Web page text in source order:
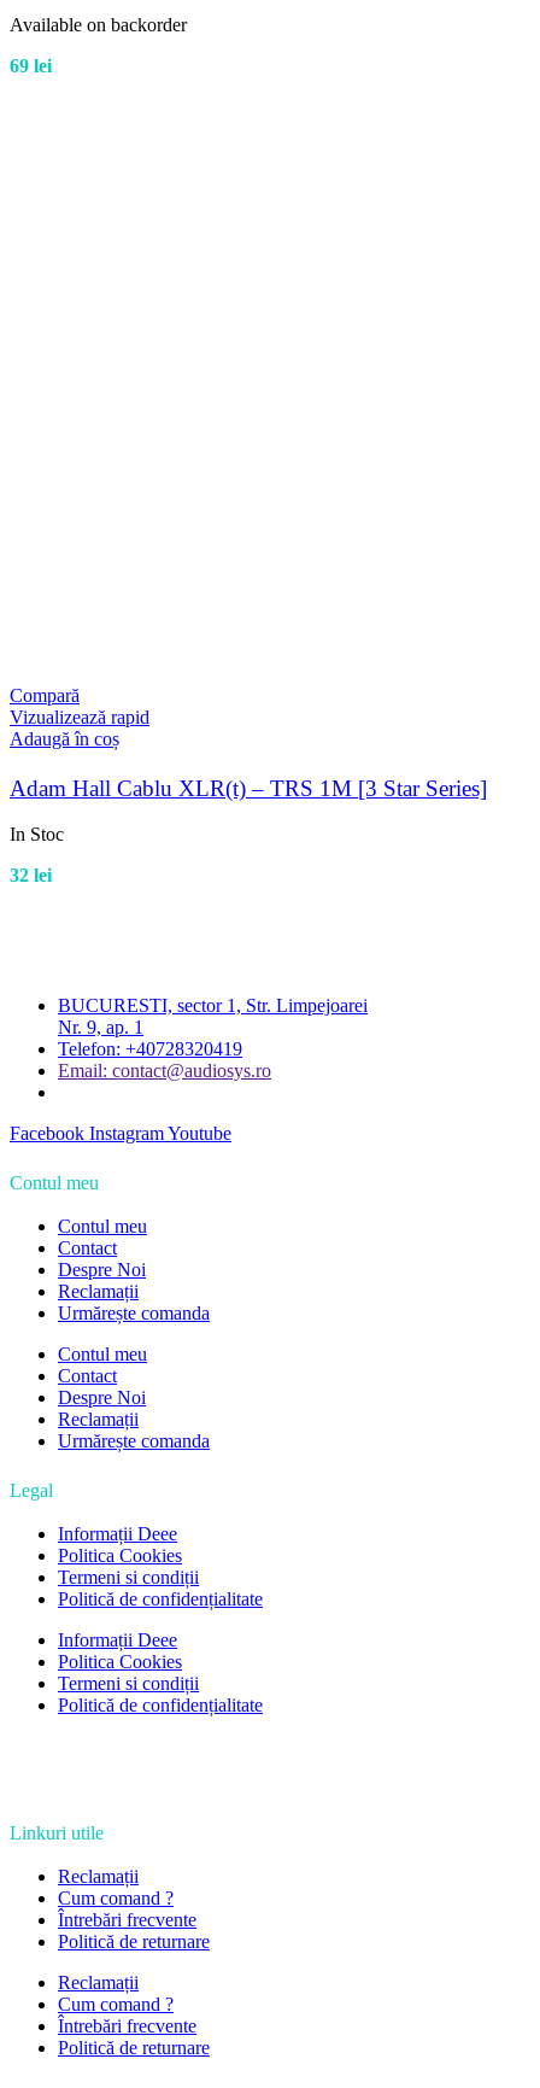
Available on backorder
69 lei
Compară
Vizualizează rapid
Adaugă în coș
Adam Hall Cablu XLR(t) – TRS 1M [3 Star Series]
In Stoc
32 lei
BUCURESTI, sector 1, Str. Limpejoarei
Nr. 9, ap. 1
Telefon: +40728320419
Email: contact@audiosys.ro
Facebook InstagramYoutube
Contul meu
Contul meu
Contact
Despre Noi
Reclamații
Urmărește comanda
Contul meu
Contact
Despre Noi
Reclamații
Urmărește comanda
Legal
Informații Deee
Politica Cookies
Termeni si condiții
Politică de confidențialitate
Informații Deee
Politica Cookies
Termeni si condiții
Politică de confidențialitate
Linkuri utile
Reclamații
Cum comand ?
Întrebări frecvente
Politică de returnare
Reclamații
Cum comand ?
Întrebări frecvente
Politică de returnare